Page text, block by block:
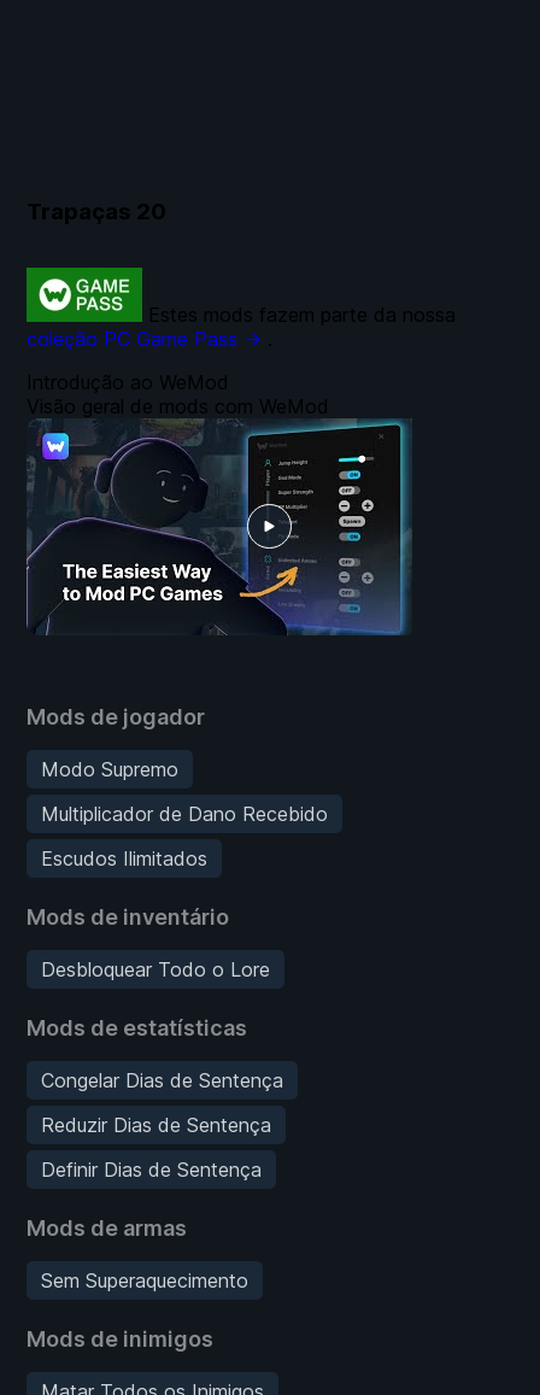
Trapaças 20
Mods de jogador
Modo Supremo
Multiplicador de Dano Recebido
Escudos Ilimitados
Mods de inventário
Desbloquear Todo o Lore
Mods de estatísticas
Congelar Dias de Sentença
Reduzir Dias de Sentença
Definir Dias de Sentença
Mods de armas
Sem Superaquecimento
Mods de inimigos
Introdução ao WeMod
Visão geral de mods com WeMod
Estes mods fazem parte da nossa
coleção PC Game Pass → .